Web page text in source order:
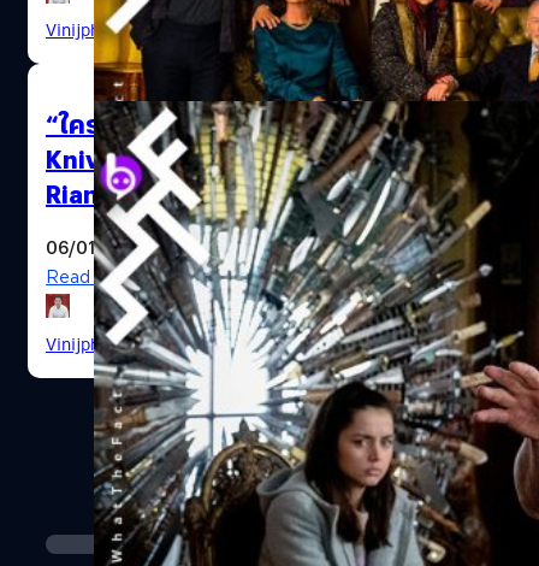
Knives Out iPhone Apple Agreement
Vinijphat Kanyapong| 2352 days ago
“ใครฆ่าคุณปู่” ได้ไปต่อ ภาค 2 ของ
Knives Out กำลังมา โดยผู้กำกับ
Rian Johnson คนเดิม
06/01/2020
Read More
Vinijphat Kanyapong| 2404 days ago